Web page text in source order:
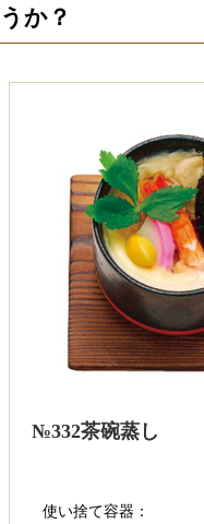
か？
№332茶碗蒸し
使い捨て容器：